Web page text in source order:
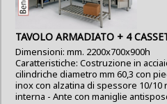
TAVOLO ARMADIATO + 4
Dimensioni: mm. 2200x700x900h
Caratteristiche: Costruzione in
cilindriche diametro mm 60,3 con
inox con alzatina di spessore 10/
interna - Ante con maniglie